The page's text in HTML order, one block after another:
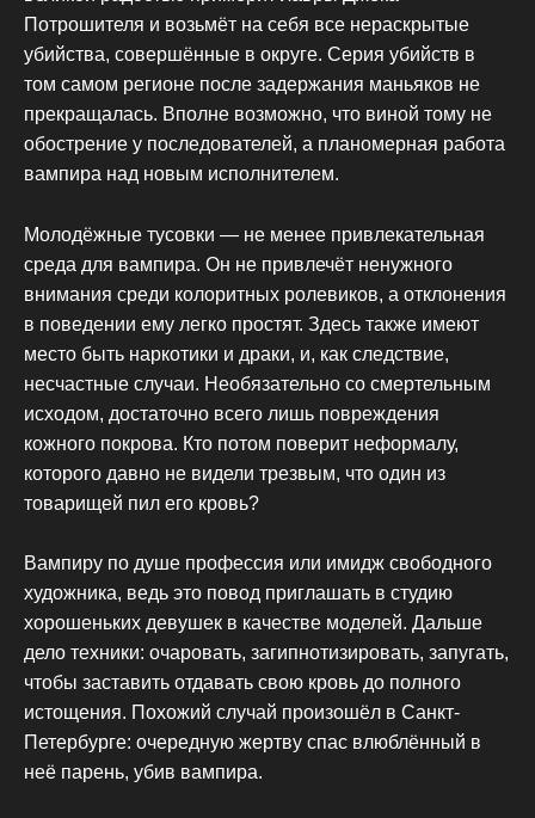
Потрошителя и возьмёт на себя все нераскрытые
убийства, совершённые в округе. Серия убийств в
том самом регионе после задержания маньяков не
прекращалась. Вполне возможно, что виной тому не
обострение у последователей, а планомерная работа
вампира над новым исполнителем.
Молодёжные тусовки — не менее привлекательная
среда для вампира. Он не привлечёт ненужного
внимания среди колоритных ролевиков, а отклонения
в поведении ему легко простят. Здесь также имеют
место быть наркотики и драки, и, как следствие,
несчастные случаи. Необязательно со смертельным
исходом, достаточно всего лишь повреждения
кожного покрова. Кто потом поверит неформалу,
которого давно не видели трезвым, что один из
товарищей пил его кровь?
Вампиру по душе профессия или имидж свободного
художника, ведь это повод приглашать в студию
хорошеньких девушек в качестве моделей. Дальше
дело техники: очаровать, загипнотизировать, запугать,
чтобы заставить отдавать свою кровь до полного
истощения. Похожий случай произошёл в Санкт-
Петербурге: очередную жертву спас влюблённый в
неё парень, убив вампира.